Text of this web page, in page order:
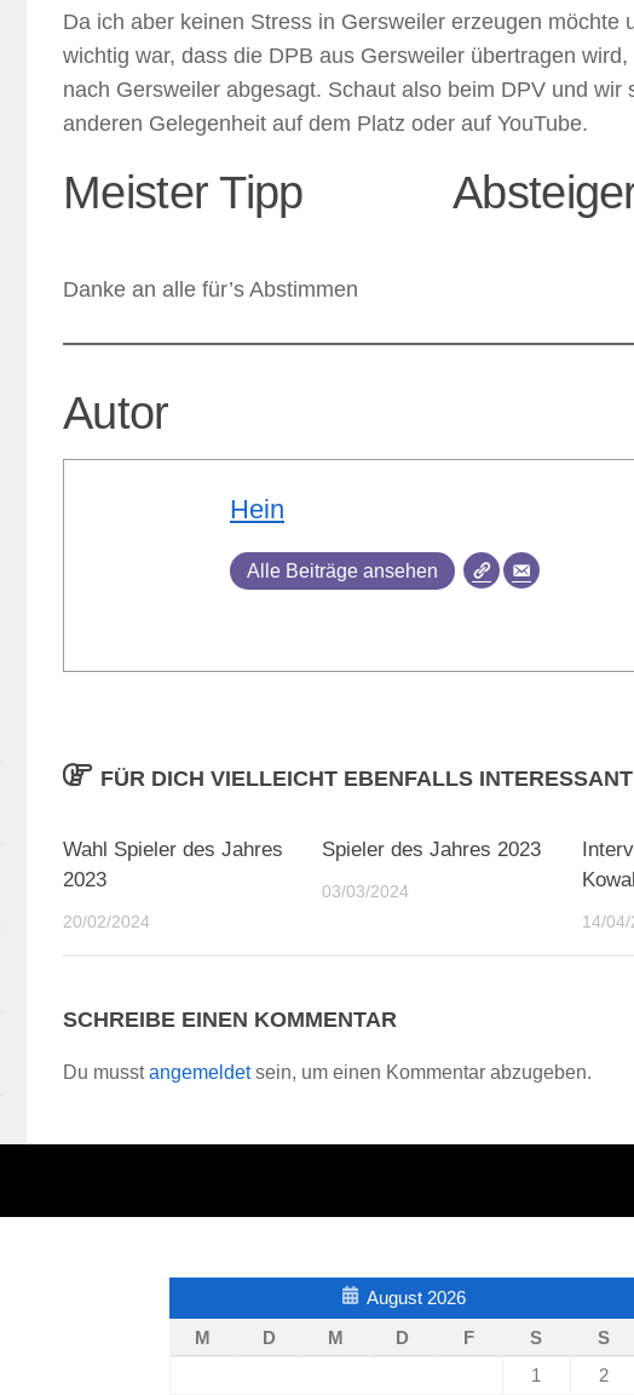
Da ich aber keinen Stress in Gersweiler erzeugen möchte
wichtig war, dass die DPB aus Gersweiler übertragen
nach Gersweiler abgesagt. Schaut also beim DPV und wir
anderen Gelegenheit auf dem Platz oder auf YouTube.
Meister Tipp
Danke an alle für’s Abstimmen
Autor
Hein
Alle Beiträge ansehen
FÜR DICH VIELLEICHT EBENFALLS
Wahl Spieler des Jahres
2023
20/02/2024
Spieler des Jahres 2023
03/03/2024
14/04/
SCHREIBE EINEN KOMMENTAR
Du musstangemeldetsein, um einen Kommentar abzugeben.
August 2026
M
D M D F S
S
1
2